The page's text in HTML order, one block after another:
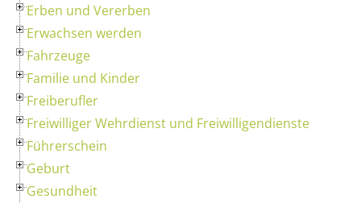
Erben und Vererben
Erwachsen werden
Fahrzeuge
Familie und Kinder
Freiberufler
Freiwilliger Wehrdienst und Freiwilligendienste
Führerschein
Geburt
Gesundheit